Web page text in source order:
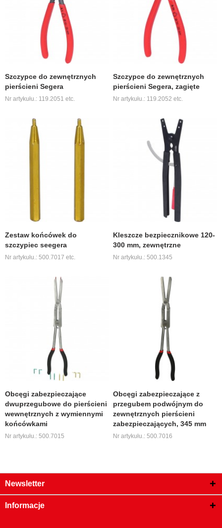
Szczypce do zewnętrznych
pierścieni Segera
Nr artykułu.: 119.2051 etc.
Szczypce do zewnętrznych
pierścieni Segera, zagięte
Nr artykułu.: 119.2052 etc.
Zestaw końcówek do
szczypiec seegera
Nr artykułu.: 500.7017 etc.
Kleszcze bezpiecznikowe 120-
300 mm, zewnętrzne
Nr artykułu.: 500.1345
Obcęgi zabezpieczające
dwuprzegubowe do pierścieni
wewnętrznych z wymiennymi
końcówkami
Nr artykułu.: 500.7015
Obcęgi zabezpieczające z
przegubem podwójnym do
zewnętrznych pierścieni
zabezpieczających, 345 mm
Nr artykułu.: 500.7016
Newsletter
Informacje